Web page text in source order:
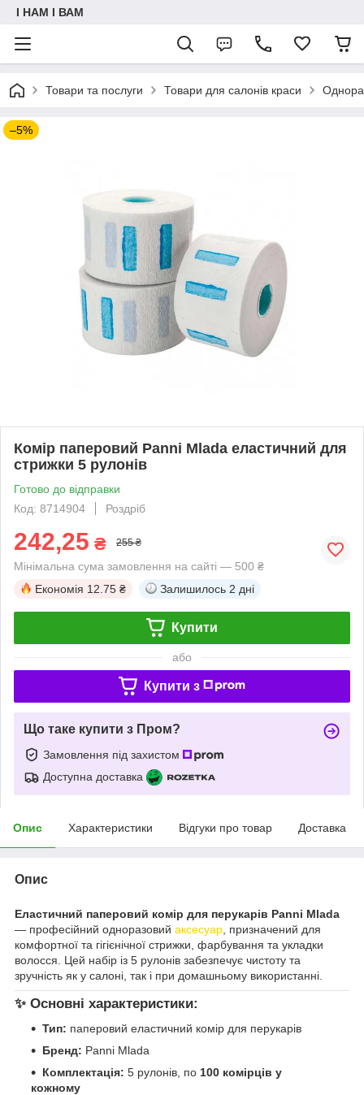
I НАМ I ВАМ
Товари та послуги Товари для салонів краси
–5%
Комір паперовий Panni Mlada еластичний для
стрижки 5 рулонів
Готово до відправки
Код: 8714904
Роздріб
242,25 ₴ 255 ₴
Мінімальна сума замовлення на сайті — 500 ₴
Економія 12.75 ₴ Залишилось 2 дні
Купити
або
Купити з
Що таке купити з Пром?
Замовлення під захистом
Доступна доставка
Опис Характеристики Відгуки про товар Доставка
Опис
Еластичний паперовий комір для перукарів Panni Mlada
— професійний одноразовий аксесуар , призначений для
комфортної та гігієнічної стрижки, фарбування та укладки
волосся. Цей набір із 5 рулонів забезпечує чистоту та
зручність як у салоні, так і при домашньому використанні.
✨ Основні характеристики:
Тип: паперовий еластичний комір для перукарів
Бренд: Panni Mlada
Комплектація: 5 рулонів, по 100 комірців у
кожному